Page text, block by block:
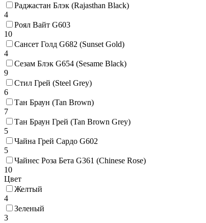
Раджастан Блэк (Rajasthan Black)
4
Роял Вайт G603
10
Сансет Голд G682 (Sunset Gold)
4
Сезам Блэк G654 (Sesame Black)
9
Стил Грей (Steel Grey)
6
Тан Браун (Tan Brown)
7
Тан Браун Грей (Tan Brown Grey)
5
Чайна Грей Сардо G602
5
Чайнес Роза Бета G361 (Chinese Rose)
10
Цвет
Желтый
4
Зеленый
3